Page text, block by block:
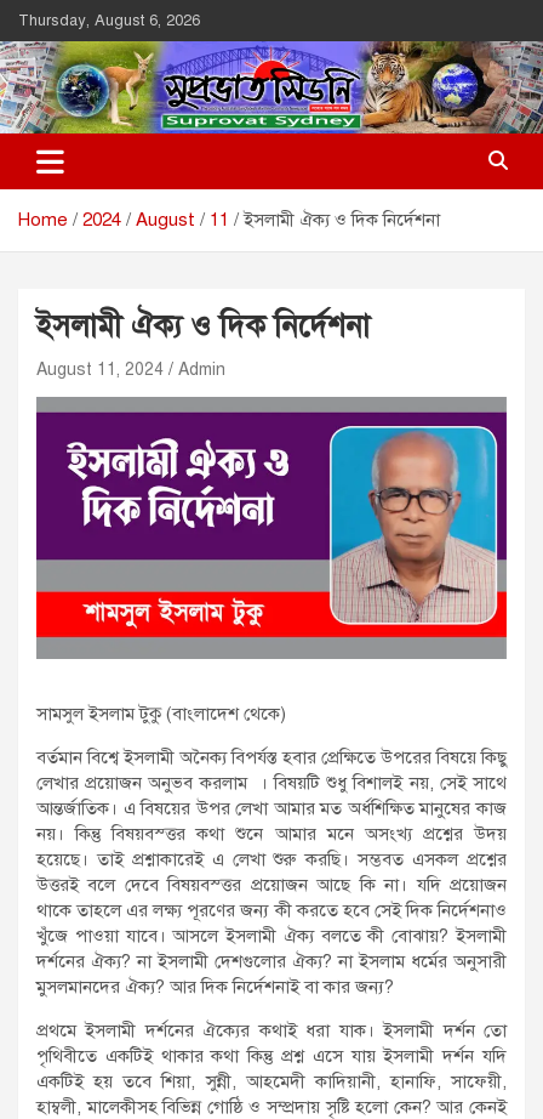
Skip
to
content
Thursday, August 6, 2026
Suprovat Sydney
The Leading Bangladesh Community Newspaper In Australia
Home 2024 August 11 ইসলামী ঐক্য ও দিক নির্দেশনা
ইসলামী ঐক্য ও দিক নির্দেশনা
August 11, 2024 Admin
সামসুল ইসলাম টুকু (বাংলাদেশ থেকে)
বর্তমান বিশ্বে ইসলামী অনৈক্য বিপর্যস্ত হবার প্রেক্ষিতে উপরের বিষয়ে কিছু
লেখার প্রয়োজন অনুভব করলাম । বিষয়টি শুধু বিশালই নয়, সেই সাথে
আন্তর্জাতিক। এ বিষয়ের উপর লেখা আমার মত অর্ধশিক্ষিত মানুষের কাজ
নয়। কিন্তু বিষয়বস্ত্তর কথা শুনে আমার মনে অসংখ্য প্রশ্নের উদয়
হয়েছে। তাই প্রশ্নাকারেই এ লেখা শুরু করছি। সম্ভবত এসকল প্রশ্নের
উত্তরই বলে দেবে বিষয়বস্ত্তর প্রয়োজন আছে কি না। যদি প্রয়োজন
থাকে তাহলে এর লক্ষ্য পূরণের জন্য কী করতে হবে সেই দিক নির্দেশনাও
খুঁজে পাওয়া যাবে। আসলে ইসলামী ঐক্য বলতে কী বোঝায়? ইসলামী
দর্শনের ঐক্য? না ইসলামী দেশগুলোর ঐক্য? না ইসলাম ধর্মের অনুসারী
মুসলমানদের ঐক্য? আর দিক নির্দেশনাই বা কার জন্য?
প্রথমে ইসলামী দর্শনের ঐক্যের কথাই ধরা যাক। ইসলামী দর্শন তো
পৃথিবীতে একটিই থাকার কথা কিন্তু প্রশ্ন এসে যায় ইসলামী দর্শন যদি
একটিই হয় তবে শিয়া, সুন্নী, আহমেদী কাদিয়ানী, হানাফি, সাফেয়ী,
হাম্বলী, মালেকীসহ বিভিন্ন গোষ্ঠি ও সম্প্রদায় সৃষ্টি হলো কেন? আর কেনই